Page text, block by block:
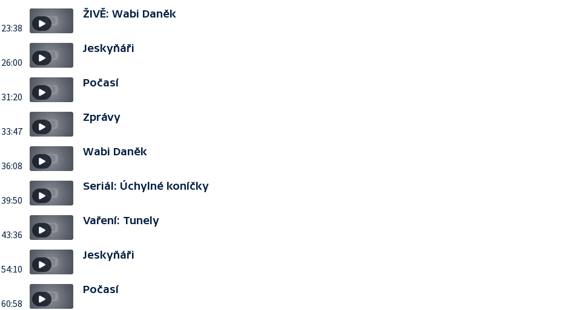
23:38
ŽIVĚ: Wabi Daněk
26:00
Jeskyňáři
31:20
Počasí
33:47
Zprávy
36:08
Wabi Daněk
39:50
Seriál: Úchylné koníčky
43:36
Vaření: Tunely
54:10
Jeskyňáři
60:58
Počasí